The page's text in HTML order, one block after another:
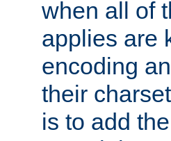
when all of
applies are
encoding
their
is to add